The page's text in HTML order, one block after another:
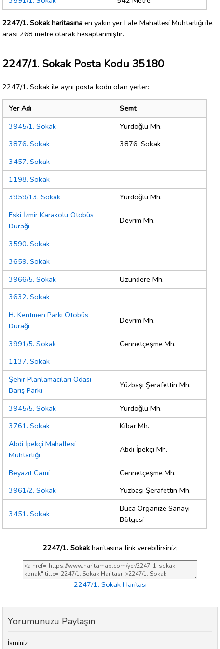
2247/1. Sokak haritasına en yakın yer Lale Mahallesi Muhtarlığı ile
arası 268 metre olarak hesaplanmıştır.
2247/1. Sokak Posta Kodu 35180
2247/1. Sokak ile aynı posta kodu olan yerler:
Yer Adı
Semt
3945/1. Sokak
Yurdoğlu Mh.
3876. Sokak
3876. Sokak
3457. Sokak
1198. Sokak
3959/13. Sokak
Yurdoğlu Mh.
Eski İzmir Karakolu Otobüs
Durağı
Devrim Mh.
3590. Sokak
3659. Sokak
3966/5. Sokak
Uzundere Mh.
3632. Sokak
H. Kentmen Parkı Otobüs
Durağı
Devrim Mh.
3991/5. Sokak
Cennetçeşme Mh.
1137. Sokak
Şehir Planlamacıları Odası
Barış Parkı
Yüzbaşı Şerafettin Mh.
3945/5. Sokak
Yurdoğlu Mh.
3761. Sokak
Kibar Mh.
Abdi İpekçi Mahallesi
Muhtarlığı
Abdi İpekçi Mh.
Beyazıt Cami
Cennetçeşme Mh.
3961/2. Sokak
Yüzbaşı Şerafettin Mh.
3451. Sokak
Buca Organize Sanayi
Bölgesi
2247/1. Sokakharitasına link verebilirsiniz;
2247/1. Sokak Haritası
Yorumunuzu Paylaşın
İsminiz